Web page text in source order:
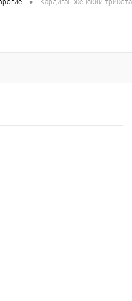
Кардиган женский